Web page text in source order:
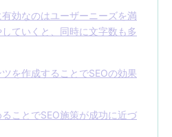
効なのはユーザーニーズを満
ていくと、同時に文字数も多
を作成することでSEOの効果
ことでSEO施策が成功に近づ